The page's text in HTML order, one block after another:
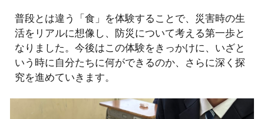
普段とは違う「食」を体験することで、災害時の生
活をリアルに想像し、防災について考える第一歩と
なりました。今後はこの体験をきっかけに、いざと
いう時に自分たちに何ができるのか、さらに深く探
究を進めていきます。